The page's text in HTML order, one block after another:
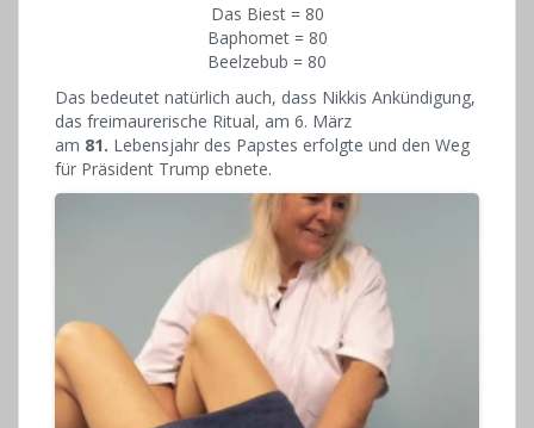
Das Biest = 80
Baphomet = 80
Beelzebub = 80
Das bedeutet natürlich auch, dass Nikkis Ankündigung,
das freimaurerische Ritual, am 6. März
am 81. Lebensjahr des Papstes erfolgte und den Weg
für Präsident Trump ebnete.